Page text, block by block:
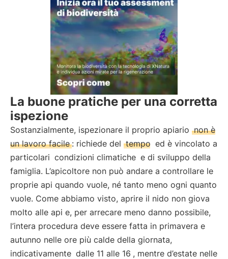
La buone pratiche per una corretta
ispezione
Sostanzialmente, ispezionare il proprio apiario non è
un lavoro facile : richiede del tempo ed è vincolato a
particolari condizioni climatiche e di sviluppo della
famiglia. L’apicoltore non può andare a controllare le
proprie api quando vuole, né tanto meno ogni quanto
vuole. Come abbiamo visto, aprire il nido non giova
molto alle api e, per arrecare meno danno possibile,
l’intera procedura deve essere fatta in primavera e
autunno nelle ore più calde della giornata,
indicativamente dalle 11 alle 16 , mentre d’estate nelle